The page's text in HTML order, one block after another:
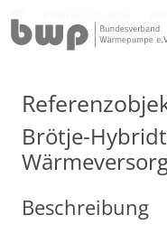
Brötje-
Brötje-
Beschreibung